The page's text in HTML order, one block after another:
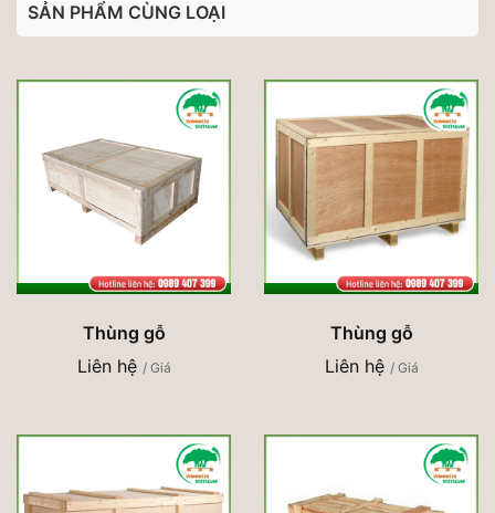
SẢN PHẨM CÙNG LOẠI
Thùng gỗ
Liên hệ / Giá
Thùng gỗ
Liên hệ / Giá